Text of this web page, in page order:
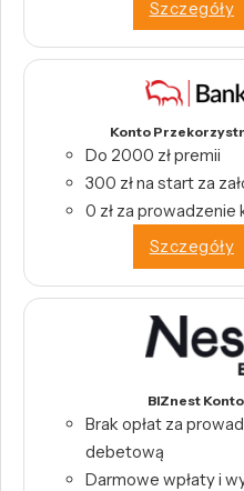
Szczegóły
Konto
Do 2000 zł premii
300 zł na start za
0 zł za
Szczegóły
BIZnest
Brak opłat za
debetową
Darmowe wpłaty i